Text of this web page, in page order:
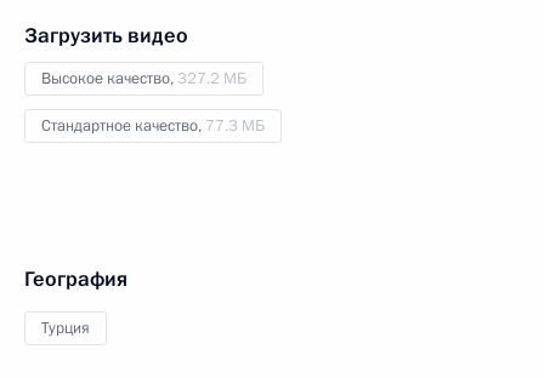
Загрузить видео
Высокое качество, 327.2 МБ
Стандартное качество, 77.3 МБ
География
Турция